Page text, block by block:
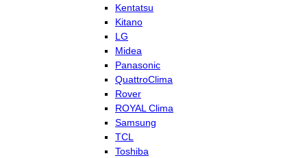
Kentatsu
Kitano
LG
Midea
Panasonic
QuattroClima
Rover
ROYAL Clima
Samsung
TCL
Toshiba